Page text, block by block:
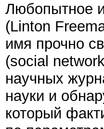
Любопытное
(Linton
имя прочно
(social
научных
науки и
который